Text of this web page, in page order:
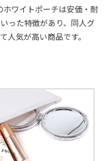
ホワイトポーチは安価・耐
った特徴があり、同人グ
人気が高い商品です。